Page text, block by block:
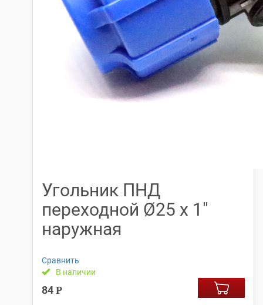
Угольник ПНД
переходной Ø25 х 1″
наружная
Сравнить
В наличии
84 Р